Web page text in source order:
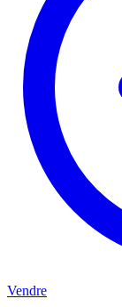
Vendre